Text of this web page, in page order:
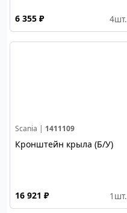
6 355 ₽ 4шт.
Scania | 1411109
Кронштейн крыла (Б/У)
16 921 ₽ 1 шт.